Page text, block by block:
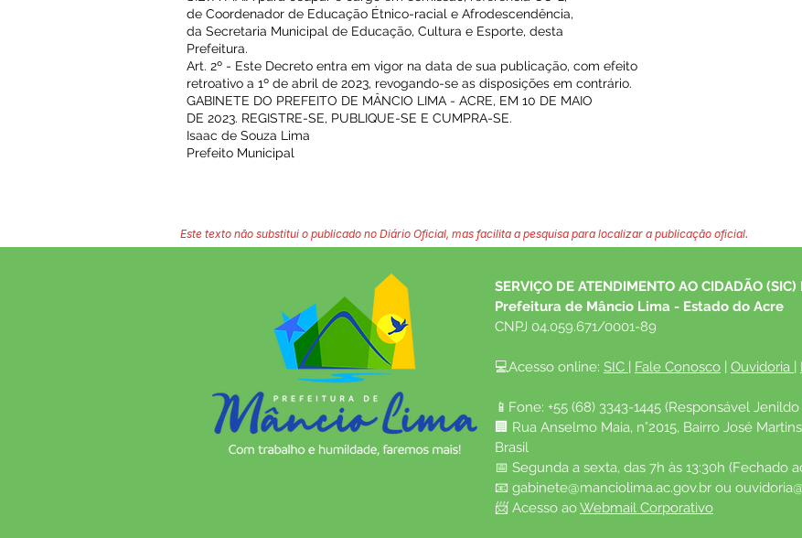
de Coordenador de Educação Étnico-racial e Afrodescendência,
da Secretaria Municipal de Educação, Cultura e Esporte, desta
Prefeitura.
Art. 2º - Este Decreto entra em vigor na data de sua publicação, com efeito
retroativo a 1º de abril de 2023, revogando-se as disposições em contrário.
GABINETE DO PREFEITO DE MÂNCIO LIMA - ACRE, EM 10 DE MAIO
DE 2023. REGISTRE-SE, PUBLIQUE-SE E CUMPRA-SE.
Isaac de Souza Lima
Prefeito Municipal
Este texto não substitui o publicado no Diário Oficial, mas facilita a pesquisa para localizar a publicação oficial.
SERVIÇO DE ATENDIMENTO AO CIDADÃO (SIC)
Prefeitura de Mâncio Lima - Estado do Acre
CNPJ 04.059.671/0001-89
💻Acesso online: SIC | Fale Conosco | Ouvidoria |
📱Fone: +55 (68) 3343-1445 (Responsável
🏢 Rua Anselmo Maia, n°2015, Bairro José
Brasil
📅 Segunda a sexta, das 7h às 13:30h (Fechado
📧 gabinete@manciolima.ac.gov.br ou
📨 Acesso ao Webmail Corporativo